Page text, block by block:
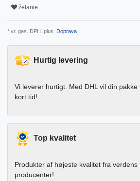
želanie
* vr. ges. DPH. plus. Doprava
Hurtig levering
Vi leverer hurtigt. Med DHL vil din
kort tid!
Top kvalitet
Produkter af højeste kvalitet fra verdens
producenter!